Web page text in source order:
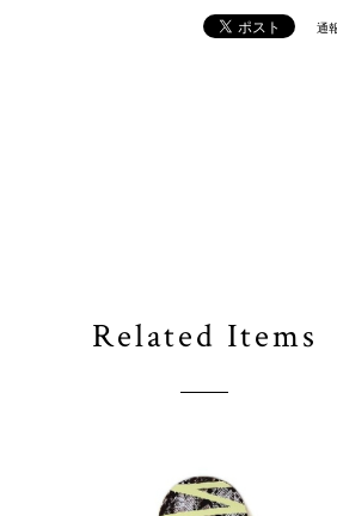
通
Related Items